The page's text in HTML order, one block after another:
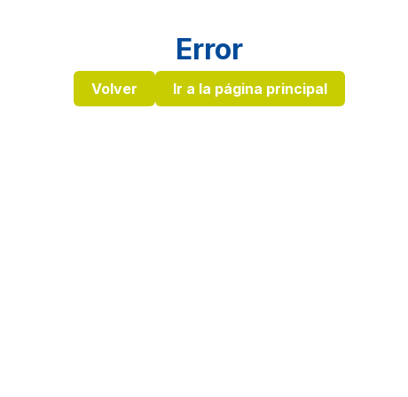
Error
Volver Ir a la página principal